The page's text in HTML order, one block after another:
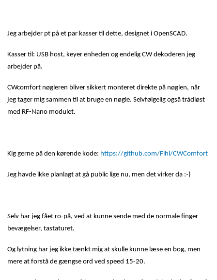
Jeg arbejder pt på et par kasser til dette, designet i OpenSCAD.
Kasser til: USB host, keyer enheden og endelig CW dekoderen jeg
arbejder på.
CWcomfort nøgleren bliver sikkert monteret direkte på nøglen, når
jeg tager mig sammen til at bruge en nøgle. Selvfølgelig også trådløst
med RF-Nano modulet.
Kig gerne på den kørende kode: https://github.com/Fihl/CWComfort
Jeg havde ikke planlagt at gå public lige nu, men det virker da :-)
Selv har jeg fået ro-på, ved at kunne sende med de normale finger
bevægelser, tastaturet.
Og lytning har jeg ikke tænkt mig at skulle kunne læse en bog, men
mere at forstå de gængse ord ved speed 15-20.